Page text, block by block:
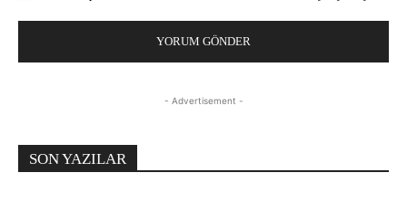
- Advertisement -
SON YAZILAR